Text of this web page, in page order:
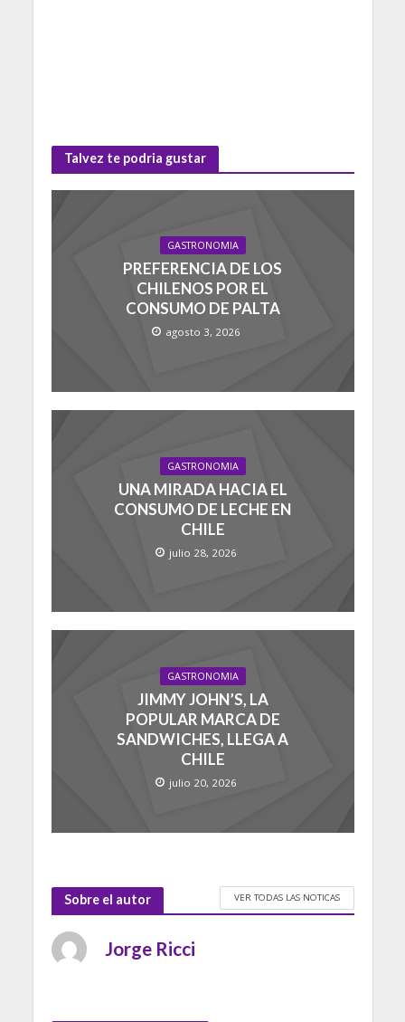
Talvez te podria gustar
GASTRONOMIA
PREFERENCIA DE LOS
CHILENOS POR EL
CONSUMO DE PALTA
agosto 3, 2026
GASTRONOMIA
UNA MIRADA HACIA EL
CONSUMO DE LECHE EN
CHILE
julio 28, 2026
GASTRONOMIA
JIMMY JOHN’S, LA
POPULAR MARCA DE
SANDWICHES, LLEGA A
CHILE
julio 20, 2026
Sobre el autor VER TODAS LAS NOTICAS
Jorge Ricci